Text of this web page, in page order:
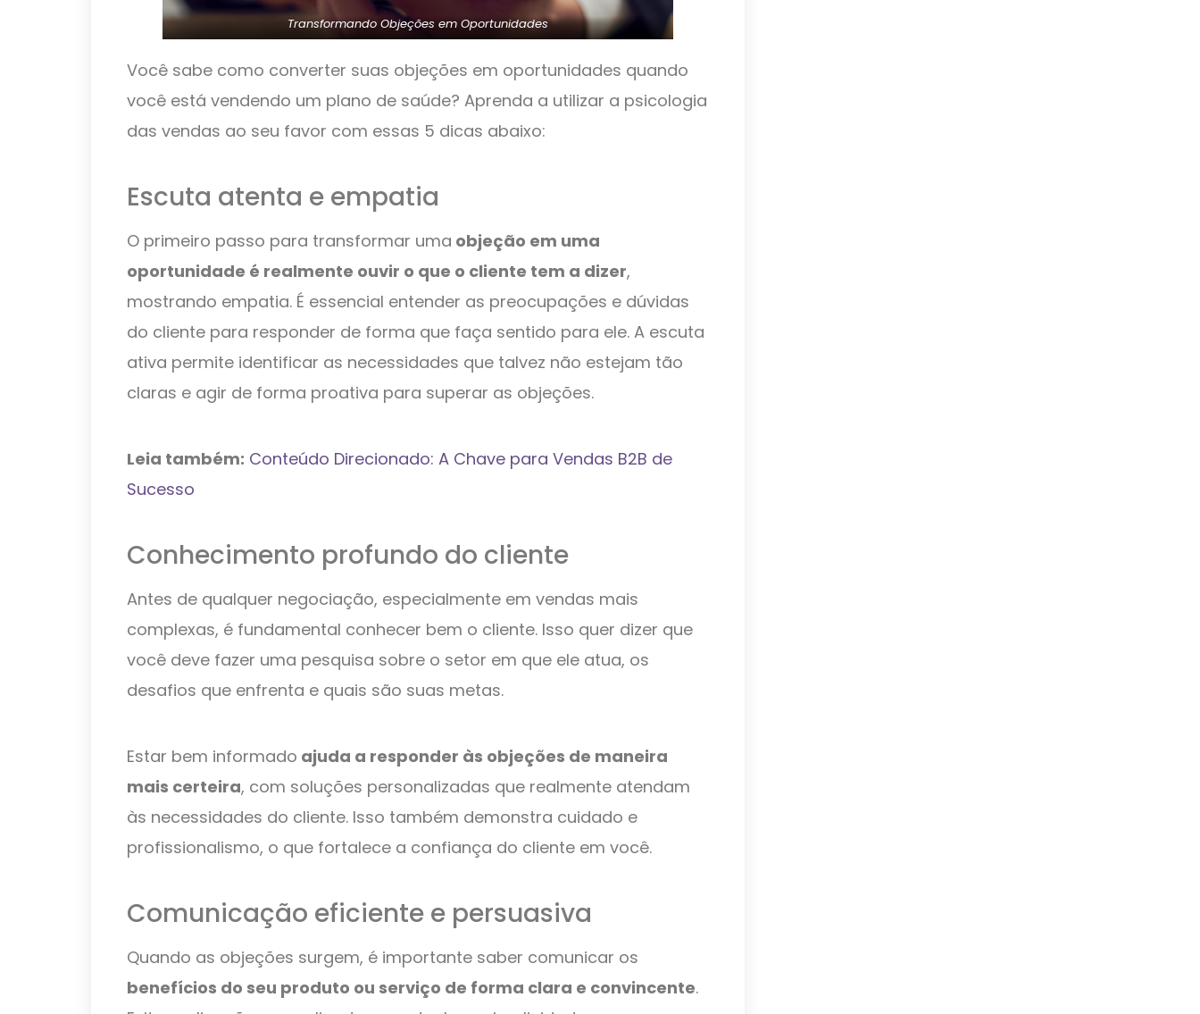
Transformando Objeções em Oportunidades
Você sabe como converter suas objeções em oportunidades quando
você está vendendo um plano de saúde? Aprenda a utilizar a psicologia
das vendas ao seu favor com essas 5 dicas abaixo:
Escuta atenta e empatia
O primeiro passo para transformar uma objeção em uma
oportunidade é realmente ouvir o que o cliente tem a dizer,
mostrando empatia. É essencial entender as preocupações e dúvidas
do cliente para responder de forma que faça sentido para ele. A escuta
ativa permite identificar as necessidades que talvez não estejam tão
claras e agir de forma proativa para superar as objeções.
Leia também: Conteúdo Direcionado: A Chave para Vendas B2B de
Sucesso
Conhecimento profundo do cliente
Antes de qualquer negociação, especialmente em vendas mais
complexas, é fundamental conhecer bem o cliente. Isso quer dizer que
você deve fazer uma pesquisa sobre o setor em que ele atua, os
desafios que enfrenta e quais são suas metas.
Estar bem informado ajuda a responder às objeções de maneira
mais certeira, com soluções personalizadas que realmente atendam
às necessidades do cliente. Isso também demonstra cuidado e
profissionalismo, o que fortalece a confiança do cliente em você.
Comunicação eficiente e persuasiva
Quando as objeções surgem, é importante saber comunicar os
benefícios do seu produto ou serviço de forma clara e convincente.